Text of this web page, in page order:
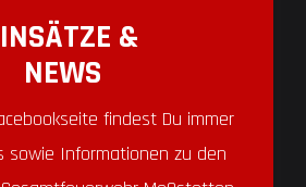
&
NEWS
findest Du immer
sowie Informationen zu den